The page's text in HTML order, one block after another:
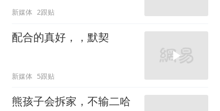
新媒体 2跟贴
配合的真好，，默契
新媒体 5跟贴
熊孩子会拆家，不输二哈